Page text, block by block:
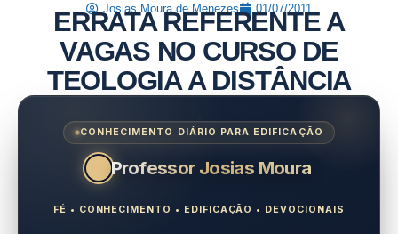
Josias Moura de Menezes 01/07/2011
ERRATA REFERENTE A
VAGAS NO CURSO DE
TEOLOGIA A DISTÂNCIA
CONHECIMENTO DIÁRIO PARA EDIFICAÇÃO
Professor Josias Moura
FÉ • CONHECIMENTO • EDIFICAÇÃO • DEVOCIONAIS